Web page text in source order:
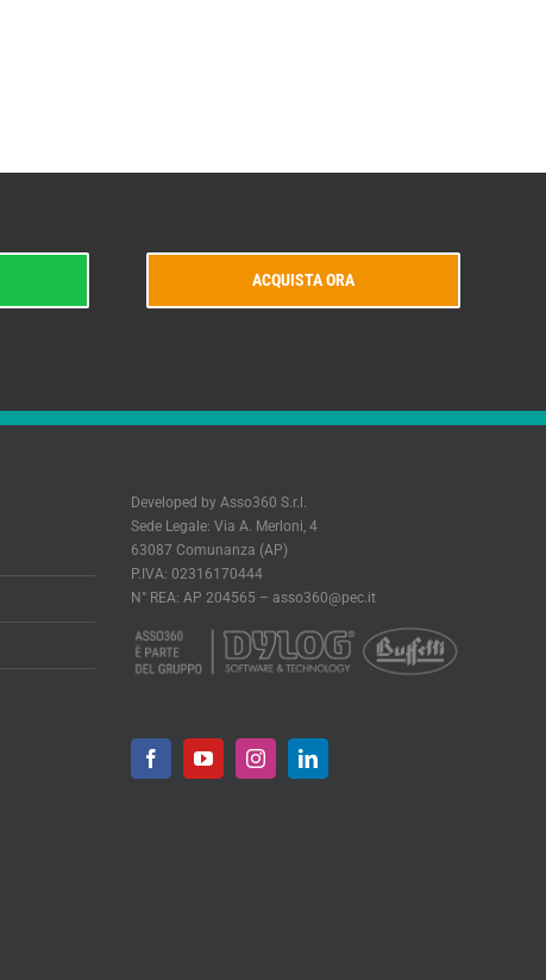
ACQUISTA ORA
Developed by Asso360 S.r.l.
Sede Legale: Via A. Merloni, 4
63087 Comunanza (AP)
P.IVA: 02316170444
N° REA: AP 204565 – asso360@pec.it